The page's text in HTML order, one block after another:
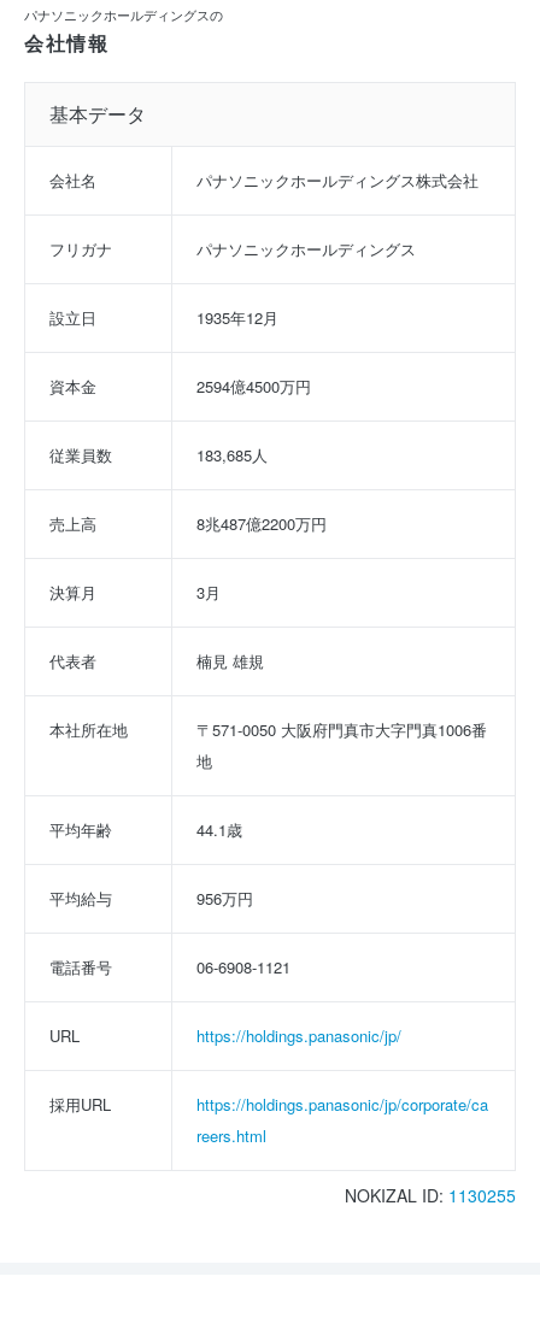
パナソニックホールディングスの
会社情報
基本データ
会社名 パナソニックホールディングス株式会社
フリガナ パナソニックホールディングス
設立日 1935年12月
資本金 2594億4500万円
従業員数 183,685人
売上高 8兆487億2200万円
決算月 3月
代表者 楠見 雄規
本社所在地
〒571-0050 大阪府門真市大字門真1006番
地
平均年齢 44.1歳
平均給与 956万円
電話番号 06-6908-1121
URL https://holdings.panasonic/jp/
採用URL
https://holdings.panasonic/jp/corporate/ca
reers.html
NOKIZAL ID: 1130255